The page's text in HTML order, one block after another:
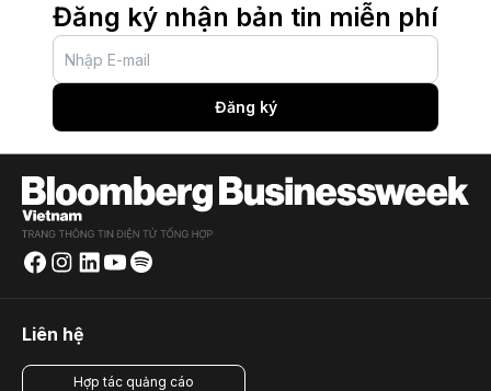
Đăng ký nhận bản tin miễn phí
Đăng ký
Liên hệ
Hợp tác quảng cáo